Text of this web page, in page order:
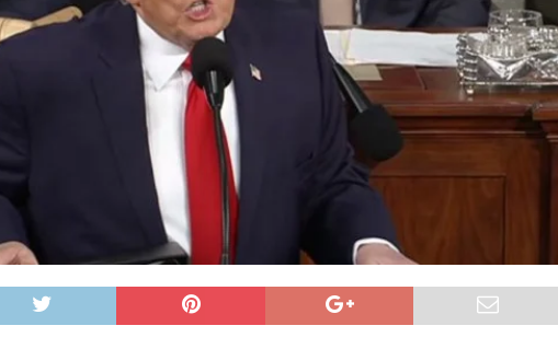
[ 05/08/2026 ]
A 1.666 becados se les pago los estudios en el extranjero y nunca
POLICIAL
La propuesta del Gobierno que busca facilitar el ingreso a Carabineros
NACIONAL
[ 07/08/2026 ]
Kast arribó a Colombia para asistir a la asunción de Abelardo de la
Espriella